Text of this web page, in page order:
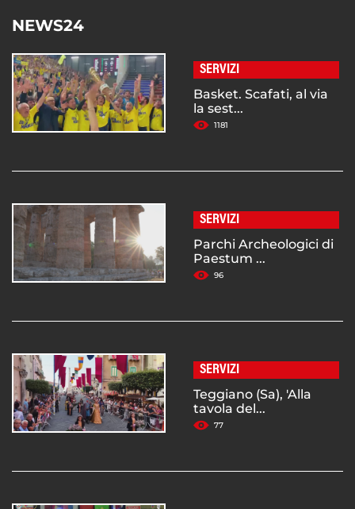
NEWS24
SERVIZI
Basket. Scafati, al via
la sest...
1181
SERVIZI
Parchi Archeologici di
Paestum ...
96
SERVIZI
Teggiano (Sa), 'Alla
tavola del...
77